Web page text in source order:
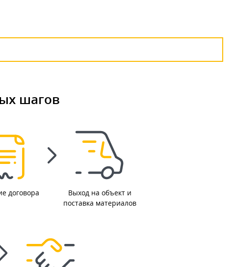
шагов
договора
Выход на объект и
поставка материалов